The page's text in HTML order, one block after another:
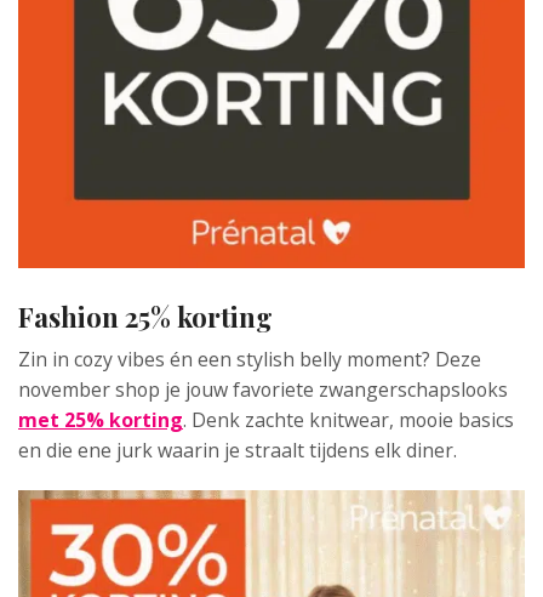
Fashion 25% korting
Zin in cozy vibes én een stylish belly moment? Deze
november shop je jouw favoriete zwangerschapslooks
met 25% korting. Denk zachte knitwear, mooie basics
en die ene jurk waarin je straalt tijdens elk diner.